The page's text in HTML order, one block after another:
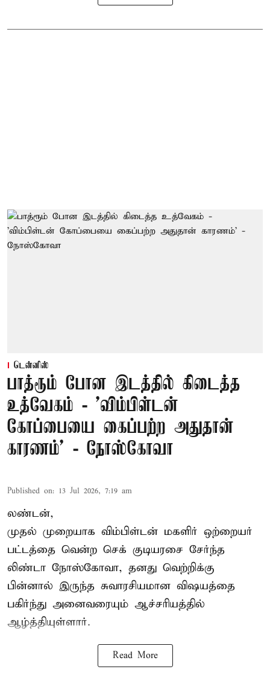
டென்னிஸ்
பாத்ரூம் போன இடத்தில் கிடைத்த
உத்வேகம் - ’விம்பிள்டன்
கோப்பையை கைப்பற்ற அதுதான்
காரணம்’ - நோஸ்கோவா
Published on: 13 Jul 2026, 7:19 am
லண்டன்,
முதல் முறையாக விம்பிள்டன் மகளிர் ஒற்றையர்
பட்டத்தை வென்ற செக் குடியரசை சேர்ந்த
லிண்டா நோஸ்கோவா, தனது வெற்றிக்கு
பின்னால் இருந்த சுவாரசியமான விஷயத்தை
பகிர்ந்து அனைவரையும் ஆச்சரியத்தில்
ஆழ்த்தியுள்ளார்.
Read More